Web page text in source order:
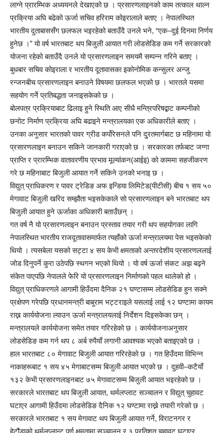
लाग्ने प्रारम्भिक अध्ययनले देखाएको छ । प्रसारणलाइनको काम तत्काल थाल्न
प्रक्रिया अघि बढेको ऊर्जा सचिव हरिराम कोइरालाले बताए । नेपालस्थित
भारतीय दुताबाससँग छलफल भइरहेको बताउँदै उनले भने, “एक–दुई दिनमा निर्णय
हुनेछ ।” यो वर्ष भारतबाट थप बिजुली आयात गरी लोडसेडिङ कम गर्ने सरकारको
योजना रहेको बताउँदै उनले यो प्रसारणलाइन समयमै सम्पन्न गरिने बताए ।
बुधबार सचिव कोइराला र भारतीय दूतावासका इकोनोमिक कन्सुलर अन्जु
रन्जनबीच प्रसारणलाइन बनाउने विषयमा छलफल भएको छ । भारतले यसमा
सहयोग गर्ने प्रतिबद्धता जनाइसकेको छ ।
बोलपत्र प्रक्रियाबाट ढिलाइ हुने स्थिति आए सीधै मन्त्रिपरिषद्बाट कम्पनीको
छनोट निर्माण प्रक्रिया अघि बढाइने मन्त्रालयका एक अधिकारीले बताए ।
उनका अनुसार भारतको पावर ग्रीड कर्पोरेसनले पनि दु्रतमार्गबाट छ महिनामा यो
प्रसारणलाइन बनाउन सकिने जानकारी गराएको छ । सरकारका तर्फबाट जग्गा
प्राप्ति र प्रारम्भिक वातावरणीय प्रभाव मूल्यांकन(आईइ) को काममा सहजीकरण
गरे छ महिनाबाट बिजुली आयात गर्ने सकिने उनको भनाइ छ ।
विद्युत् प्राधिकरण र पावर ट्रेडिङ अफ इन्डिया लिमिटेड(पीटीसी) बीच १ सय ५०
मेगावाट बिजुली खरिद सम्झौता भइसकेकाले सो प्रसारणलाइन बने भारतबाट थप
बिजुली आयात हुने ऊर्जाका अधिकारी बताउँछन् ।
गत वर्ष नै यो प्रसारणलाइन बनाउन प्रस्ताव तयार गरी थप सहयोगका लागि
नेपालस्थित भारतीय राजदूतावासमार्फत त्यहाँको ऊर्जा मन्त्रालयमा पेस भइसकेको
थियो । त्यसबेला यसको सट्टा ४ सय केभी क्षमताको अन्तरदेशीय प्रसारणललाई
जोड दिनुपर्ने कुरा उठेपछि स्थगन भएको थियो । यो वर्ष ऊर्जा संकट अझ बढ्ने
संकेत पाएपछि नेपालले फेरि यो प्रसारणलाइन निर्माणको पहल थालेको हो ।
विद्युत् प्राधिकरणले आगामी हिउँदमा दैनिक २१ घण्टासम्म लोडसेडिङ हुन सक्ने
प्रक्षेपण गरेपछि प्रधानमन्त्री बाबुराम भट्टराइले यसलाई लाई १२ घण्टामा कायम
राख्न कार्ययोजना ल्याउन ऊर्जा मन्त्रालयलाई निर्देशन दिइसकेका छन् ।
मन्त्रालयले कार्ययोजना समेत तयार गरिरहेको छ । कार्ययोजनाअनुसार
लोडसेडिङ कम गर्न थप ८ अर्ब रुपैयाँ लगानी आवश्यक भएको बताइएको छ ।
हाल भारतबाट ८० मेगावाट बिजुली आयात गरिरहेको छ । गत हिउँदमा विभिन्न
नाकाहरूबाट १ सय ४५ मेगाबाटसम्म बिजुली आयात भएको छ । दुहवी–कटैयाँ
१३२ केभी प्रसारणलाइनबाट ७५ मेगावाटसम्म बिजुली आयात भइरहेको छ ।
सरकारले भारतबाट थप बिजुली आयात, थर्मलप्लाट सञ्चालन र विद्युत् चुहावट
घटाएर आगामी हिउँदमा लोडसेडिङ दैनिक १२ घण्टामा राख्ने तयारी गरेको छ ।
सरकारले भारतबाट १ सय मेगावाट थप बिजुली आयात गर्ने, विराटनगर र
हेटौंडाको थर्मलप्लान्ट पूर्ण क्षमतामा सञ्चालन र ३ प्रतिशत चुहावट घटाएर